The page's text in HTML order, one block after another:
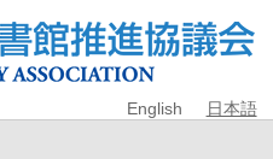
English 日本語